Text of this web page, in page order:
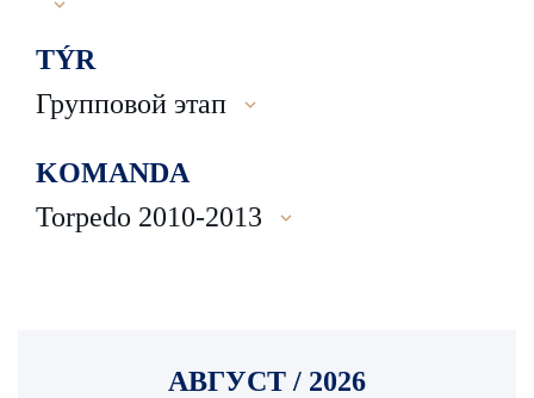
TÝR
Групповой этап
KOMANDA
Torpedo 2010-2013
АВГУСТ / 2026